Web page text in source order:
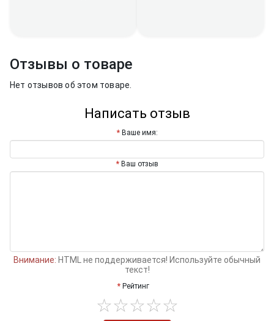
Отзывы о товаре
Нет отзывов об этом товаре.
Написать отзыв
Ваше имя:
Ваш отзыв
Внимание: HTML не поддерживается! Используйте обычный
текст!
Рейтинг